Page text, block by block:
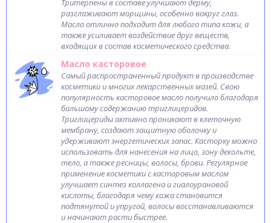
Тритерпены в составе улучшают дерму,
разглаживают морщины, особенно вокруг глаз.
Масло отлично подходит для любого типа кожи, а
также усиливает воздействие друг веществ,
входящих в состав косметического средства.
Масло касторовое
Самый распространенный продукт в производстве
косметики и многих лекарственных мазей. Свою
популярность касторовое масло получило благодаря
большому содержанию триглицеридов.
Триглицериды активно проникают в клеточную
мембрану, создают защитную оболочку и
удерживают энергетических запас. Касторку можно
использовать для нанесения на лицо, зону декольте,
тело, а также ресницы, волосы, брови. Регулярное
применение косметики с касторовым маслом
улучшает синтез коллагена и гиалоурановой
кислоты, благодаря чему кожа становится
подтянутой и упругой, волосы восстанавливаются
и начинают расти быстрее.